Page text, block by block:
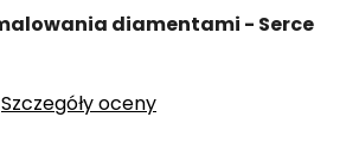
diamentami - Serce
Szczegóły oceny